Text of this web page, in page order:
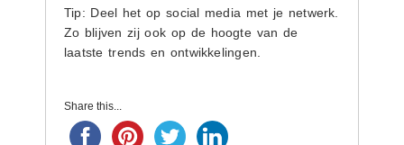
Tip: Deel het op social media met je netwerk.
Zo blijven zij ook op de hoogte van de
laatste trends en ontwikkelingen.
Share this...